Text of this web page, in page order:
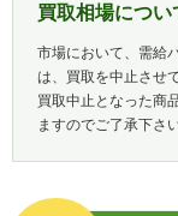
買取相場につい
市場において、需給
は、買取を中止させ
買取中止となった商
ますのでご了承下さい